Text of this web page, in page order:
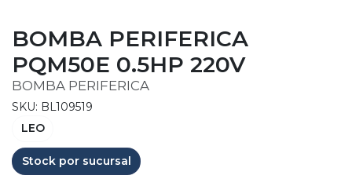
BOMBA PERIFERICA
PQM50E 0.5HP 220V
BOMBA PERIFERICA
SKU: BL109519
LEO
Stock por sucursal